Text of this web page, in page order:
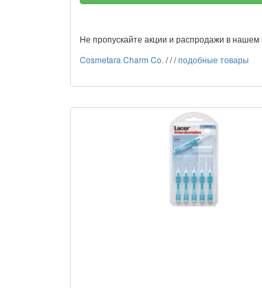
Не пропускайте акции и распродажи в нашем
Cosmetara Charm Co. ///подобные товары